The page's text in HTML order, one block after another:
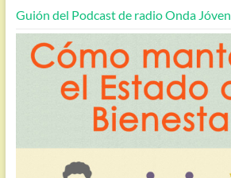
Guión del Podcast de radio Onda Jóven